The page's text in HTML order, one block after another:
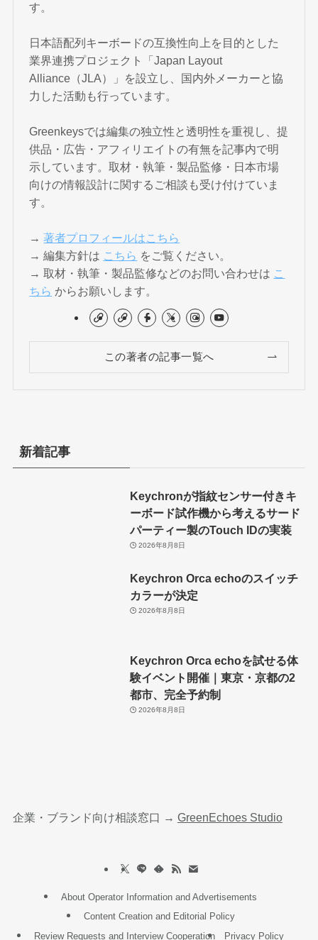
す。
日本語配列キーボードの互換性向上を目的とした
業界連携プロジェクト「Japan Layout
Alliance（JLA）」を設立し、国内外メーカーと協
力した活動も行っています。
Greenkeysでは編集の独立性と透明性を重視し、提
供品・広告・アフィリエイトの有無を記事内で明
示しています。取材・執筆・製品監修・日本市場
向けの情報設計に関するご相談も受け付けていま
す。
→著者プロフィールはこちら
→ 編集方針は こちら をご覧ください。
→ 取材・執筆・製品監修などのお問い合わせは こ
ちら からお願いします。
この著者の記事一覧へ
新着記事
Keychronが指紋センサー付きキ
ーボード試作機から考えるサード
パーティー製のTouch IDの実装
2026年8月8日
Keychron Orca echoのスイッチ
カラーが決定
2026年8月8日
Keychron Orca echoを試せる体
験イベント開催｜東京・京都の2
都市、完全予約制
2026年8月8日
企業・ブランド向け相談窓口 → GreenEchoes Studio
About Operator Information and Advertisements
Content Creation and Editorial Policy
Review Requests and Interview Cooperation
Privacy Policy